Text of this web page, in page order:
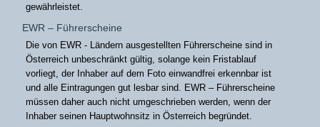
gewährleistet.
EWR – Führerscheine
Die von EWR - Ländern ausgestellten Führerscheine sind in
Österreich unbeschränkt gültig, solange kein Fristablauf
vorliegt, der Inhaber auf dem Foto einwandfrei erkennbar ist
und alle Eintragungen gut lesbar sind. EWR – Führerscheine
müssen daher auch nicht umgeschrieben werden, wenn der
Inhaber seinen Hauptwohnsitz in Österreich begründet.